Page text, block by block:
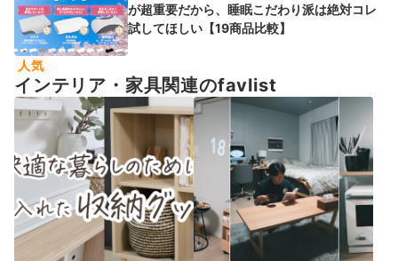
が超重要だから、睡眠こだわり派は絶対コレ
試してほしい【19商品比較】
人気
インテリア・家具関連のfavlist